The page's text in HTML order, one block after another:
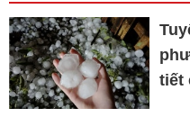
tiết